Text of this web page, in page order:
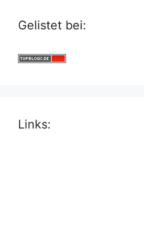
Gelistet bei:
Links: